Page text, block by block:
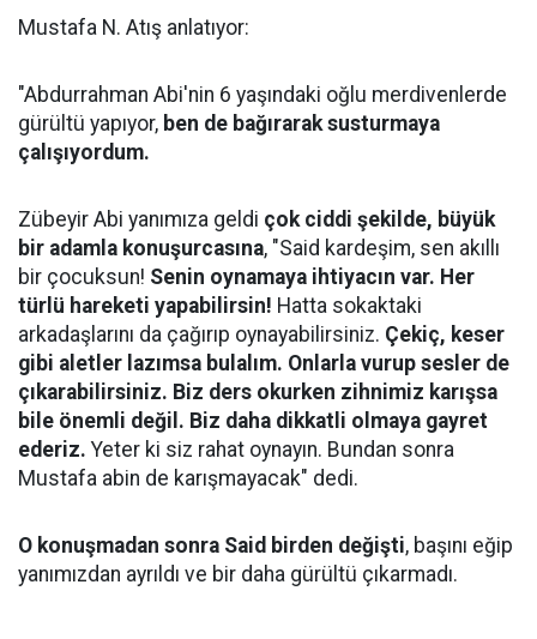
Mustafa N. Atış anlatıyor:
"Abdurrahman Abi'nin 6 yaşındaki oğlu merdivenlerde
gürültü yapıyor, ben de bağırarak susturmaya
çalışıyordum.
Zübeyir Abi yanımıza geldi çok ciddi şekilde, büyük
bir adamla konuşurcasına, "Said kardeşim, sen akıllı
bir çocuksun! Senin oynamaya ihtiyacın var. Her
türlü hareketi yapabilirsin! Hatta sokaktaki
arkadaşlarını da çağırıp oynayabilirsiniz. Çekiç, keser
gibi aletler lazımsa bulalım. Onlarla vurup sesler de
çıkarabilirsiniz. Biz ders okurken zihnimiz karışsa
bile önemli değil. Biz daha dikkatli olmaya gayret
ederiz. Yeter ki siz rahat oynayın. Bundan sonra
Mustafa abin de karışmayacak" dedi.
O konuşmadan sonra Said birden değişti, başını eğip
yanımızdan ayrıldı ve bir daha gürültü çıkarmadı.